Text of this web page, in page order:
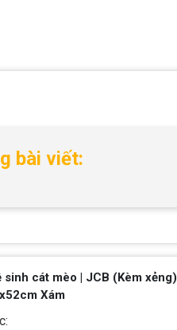
bài viết:
sinh cát mèo | JCB (Kèm xẻng)
Xám